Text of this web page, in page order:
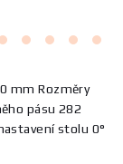
mm Rozměry
pásu 282
stolu 0°